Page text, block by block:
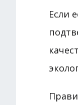
Если